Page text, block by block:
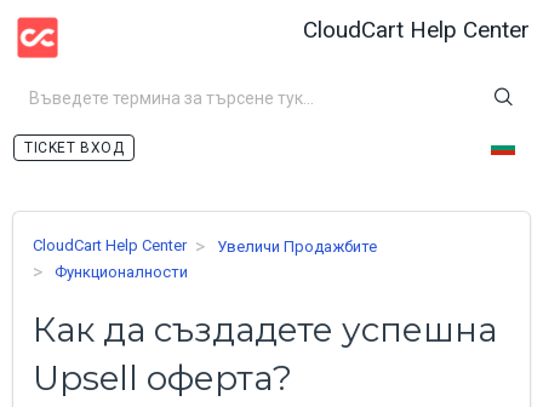
CloudCart Help Center
ВХОД
CloudCart Help Center
Увеличи Продажбите
Функционалности
Как да създадете успешна
Upsell оферта?